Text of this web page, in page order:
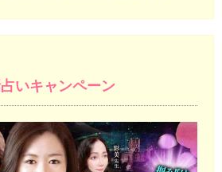
いキャンペーン